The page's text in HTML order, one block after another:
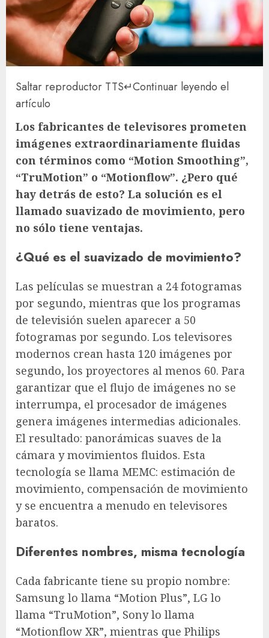
Saltar reproductor TTS↵Continuar leyendo el
artículo
Los fabricantes de televisores prometen
imágenes extraordinariamente fluidas
con términos como “Motion Smoothing”,
“TruMotion” o “Motionflow”. ¿Pero qué
hay detrás de esto? La solución es el
llamado suavizado de movimiento, pero
no sólo tiene ventajas.
¿Qué es el suavizado de movimiento?
Las películas se muestran a 24 fotogramas
por segundo, mientras que los programas
de televisión suelen aparecer a 50
fotogramas por segundo. Los televisores
modernos crean hasta 120 imágenes por
segundo, los proyectores al menos 60. Para
garantizar que el flujo de imágenes no se
interrumpa, el procesador de imágenes
genera imágenes intermedias adicionales.
El resultado: panorámicas suaves de la
cámara y movimientos fluidos. Esta
tecnología se llama MEMC: estimación de
movimiento, compensación de movimiento
y se encuentra a menudo en televisores
baratos.
Diferentes nombres, misma tecnología
Cada fabricante tiene su propio nombre:
Samsung lo llama “Motion Plus”, LG lo
llama “TruMotion”, Sony lo llama
“Motionflow XR”, mientras que Philips